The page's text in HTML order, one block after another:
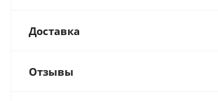
Доставка
Отзывы